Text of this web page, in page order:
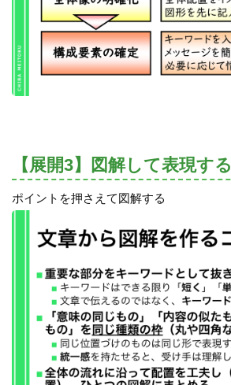
【展開3】図解して表現する
ポイントを押さえて図解する